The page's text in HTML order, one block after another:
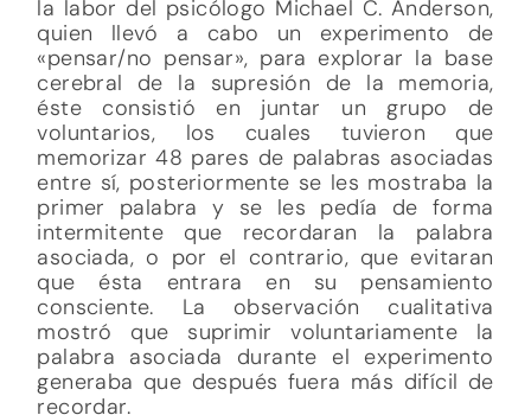
la labor del psicólogo Michael C. Anderson,
quien llevó a cabo un experimento de
«pensar/no pensar», para explorar la base
cerebral de la supresión de la memoria,
éste consistió en juntar un grupo de
voluntarios, los cuales tuvieron que
memorizar 48 pares de palabras asociadas
entre sí, posteriormente se les mostraba la
primer palabra y se les pedía de forma
intermitente que recordaran la palabra
asociada, o por el contrario, que evitaran
que ésta entrara en su pensamiento
consciente. La observación cualitativa
mostró que suprimir voluntariamente la
palabra asociada durante el experimento
generaba que después fuera más difícil de
recordar.